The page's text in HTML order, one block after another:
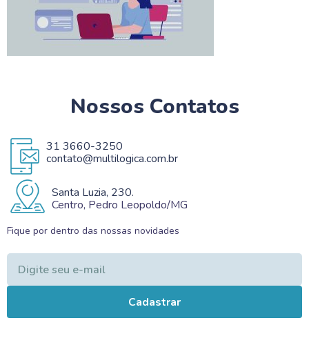
Nossos Contatos
31 3660-3250
contato@multilogica.com.br
Santa Luzia, 230.
Centro, Pedro Leopoldo/MG
Fique por dentro das nossas novidades
Cadastrar